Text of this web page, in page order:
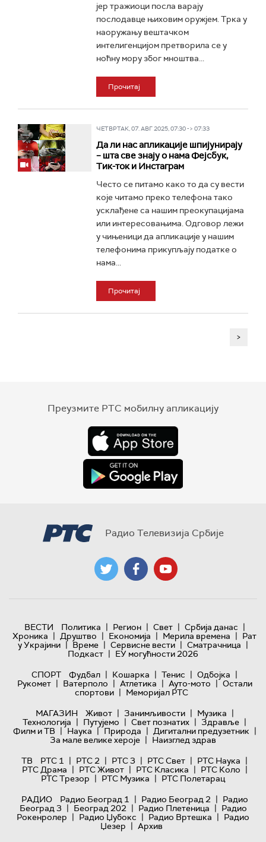
јер тражиоци посла варају
послодавце њиховим оружјем. Трка у
наоружању вештачком
интелигенцијом претворила се у
ноћну мору због мноштва...
Прочитај
ЧЕТВРТАК, 07. АВГ 2025, 07:30 -> 07:33
Да ли нас апликације шпијунирају
– шта све знају о нама Фејсбук,
Тик-ток и Инстаграм
Често се питамо како то да су вести
које читамо преко телефона тако
усклађене са нашим преокупацијама
или интересовањима. Одговор лежи
у чињеници да апликације у нашим
телефонима прикупљају податке о
нама...
Прочитај
>
Преузмите РТС мобилну апликацију
Радио Телевизија Србије
ВЕСТИ Политика | Регион | Свет | Србија данас |
Хроника | Друштво | Економија | Мерила времена | Рат
у Украјини | Време | Сервисне вести | Сматрачница |
Подкаст | ЕУ могућности 2026
СПОРТ
Фудбал | Кошарка | Тенис | Одбојка |
Рукомет | Ватерполо | Атлетика | Ауто-мото | Остали
спортови | Меморијал РТС
МАГАЗИН
Живот | Занимљивости | Музика |
Технологијa | Путујемо | Свет познатих | Здравље |
Филм и ТВ | Наука | Природа | Дигитални предузетник |
За мале велике хероје | Наизглед здрав
ТВ
РТС 1 | РТС 2 | РТС 3 | РТС Свет | РТС Наука |
РТС Драма | РТС Живот | РТС Класика | РТС Коло |
РТС Трезор | РТС Музика | РТС Полетарац
РАДИО
Радио Београд 1 | Радио Београд 2 | Радио
Београд 3 | Београд 202 | Радио Плетеница | Радио
Рокенролер | Радио Џубокс | Радио Вртешка | Радио
Џезер | Архив